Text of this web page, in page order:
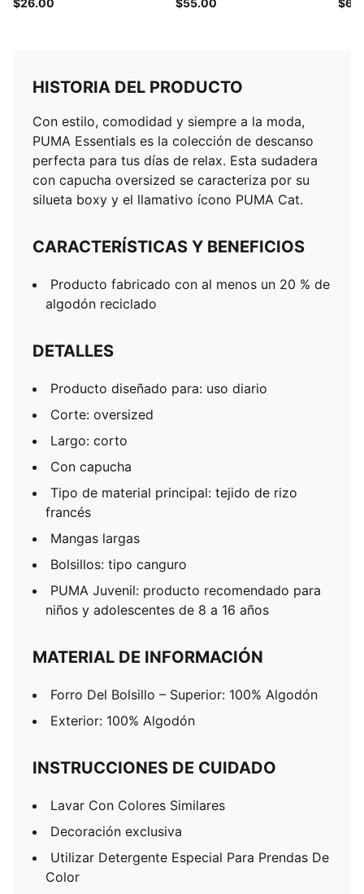
$26.00 $55.00
HISTORIA DEL PRODUCTO
Con estilo, comodidad y siempre a la moda,
PUMA Essentials es la colección de descanso
perfecta para tus días de relax. Esta sudadera
con capucha oversized se caracteriza por su
silueta boxy y el llamativo ícono PUMA Cat.
CARACTERÍSTICAS Y BENEFICIOS
Producto fabricado con al menos un 20 % de
algodón reciclado
DETALLES
Producto diseñado para: uso diario
Corte: oversized
Largo: corto
Con capucha
Tipo de material principal: tejido de rizo
francés
Mangas largas
Bolsillos: tipo canguro
PUMA Juvenil: producto recomendado para
niños y adolescentes de 8 a 16 años
MATERIAL DE INFORMACIÓN
Forro Del Bolsillo – Superior: 100% Algodón
Exterior: 100% Algodón
INSTRUCCIONES DE CUIDADO
Lavar Con Colores Similares
Decoración exclusiva
Utilizar Detergente Especial Para Prendas De
Color